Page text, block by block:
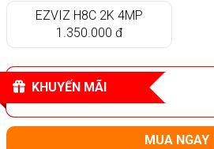
EZVIZ H8C 2K 4MP
1.350.000 đ
KHUYẾN MÃI
MUA NGAY